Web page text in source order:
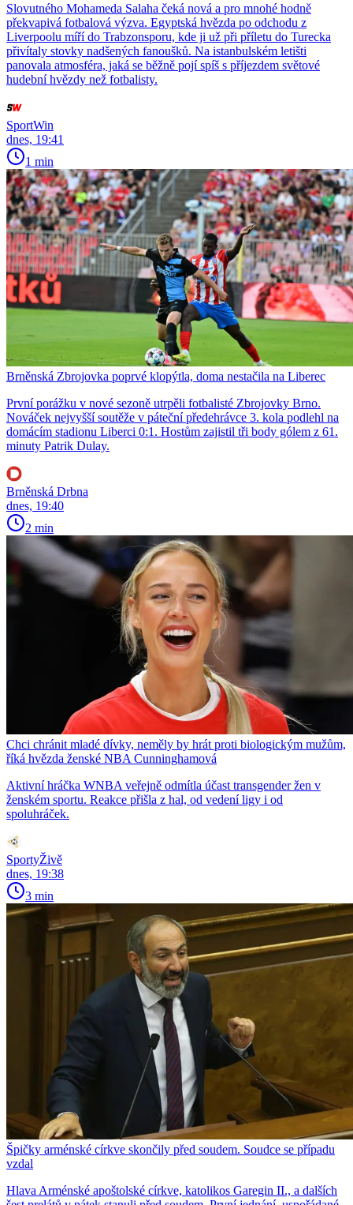
Slovutného Mohameda Salaha čeká nová a pro mnohé hodně
překvapivá fotbalová výzva. Egyptská hvězda po odchodu z
Liverpoolu míří do Trabzonsporu, kde ji už při příletu do Turecka
přivítaly stovky nadšených fanoušků. Na istanbulském letišti
panovala atmosféra, jaká se běžně pojí spíš s příjezdem světové
hudební hvězdy než fotbalisty.
SportWin
dnes, 19:41
1 min
Brněnská Zbrojovka poprvé klopýtla, doma nestačila na Liberec
První porážku v nové sezoně utrpěli fotbalisté Zbrojovky Brno.
Nováček nejvyšší soutěže v páteční předehrávce 3. kola podlehl na
domácím stadionu Liberci 0:1. Hostům zajistil tři body gólem z 61.
minuty Patrik Dulay.
Brněnská Drbna
dnes, 19:40
2 min
Chci chránit mladé dívky, neměly by hrát proti biologickým mužům,
říká hvězda ženské NBA Cunninghamová
Aktivní hráčka WNBA veřejně odmítla účast transgender žen v
ženském sportu. Reakce přišla z hal, od vedení ligy i od
spoluhráček.
SportyŽivě
dnes, 19:38
3 min
Špičky arménské církve skončily před soudem. Soudce se případu
vzdal
Hlava Arménské apoštolské církve, katolikos Garegin II., a dalších